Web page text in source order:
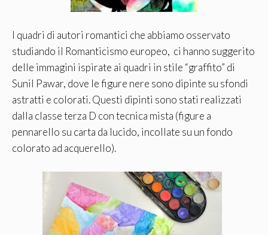
I quadri di autori romantici che abbiamo osservato
studiando il Romanticismo europeo, ci hanno suggerito
delle immagini ispirate ai quadri in stile “graffito” di
Sunil Pawar, dove le figure nere sono dipinte su sfondi
astratti e colorati. Questi dipinti sono stati realizzati
dalla classe terza D con tecnica mista (figure a
pennarello su carta da lucido, incollate su un fondo
colorato ad acquerello).